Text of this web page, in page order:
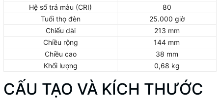
Hệ số trả màu (CRI)
80
Tuổi thọ đèn
25.000 giờ
Chiếu dài
213 mm
Chiều rộng
144 mm
Chiều cao
38 mm
Khối lượng
0,68 kg
CẤU TẠO VÀ KÍCH THƯỚC